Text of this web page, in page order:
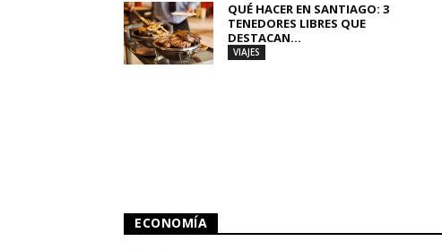
QUÉ HACER EN SANTIAGO: 3
TENEDORES LIBRES QUE
DESTACAN...
VIAJES
ECONOMÍA